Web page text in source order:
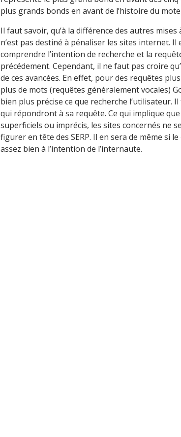
plus grands bonds en avant de l’histoire du
Il faut savoir, qu’à la différence des autres
n’est pas destiné à pénaliser les sites internet.
comprendre l’intention de recherche et la
précédement. Cependant, il ne faut pas croire
de ces avancées. En effet, pour des requêtes
plus de mots (requêtes généralement vocales)
bien plus précise ce que recherche l’utilisateur.
qui répondront à sa requête. Ce qui implique
superficiels ou imprécis, les sites concernés ne
figurer en tête des SERP. Il en sera de même si
assez bien à l’intention de l’internaute.